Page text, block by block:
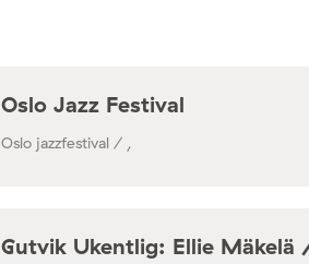
Oslo Jazz Festival
Oslo jazzfestival / ,
Gutvik Ukentlig: Ellie